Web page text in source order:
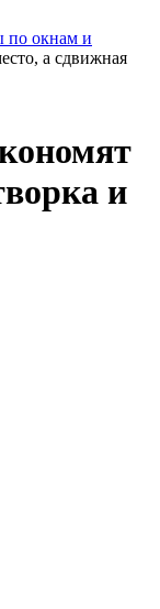
по окнам и
а сдвижная
и